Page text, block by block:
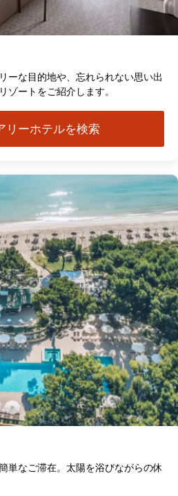
ーな目的地や、忘れられない思い出
ゾートをご紹介します。
リーホテルを検索
単なご滞在。太陽を浴びながらの休